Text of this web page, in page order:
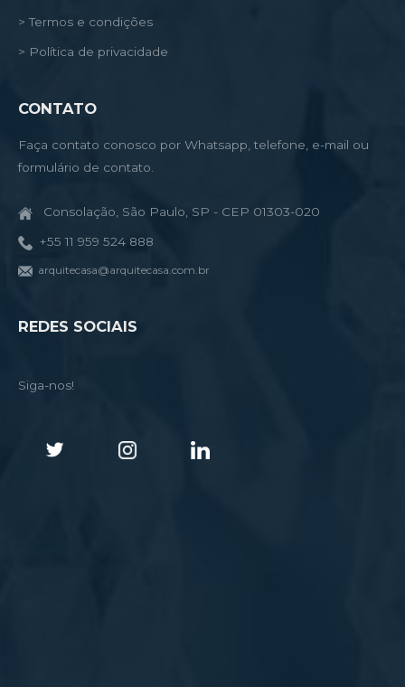
> Termos e condições
> Política de privacidade
CONTATO
Faça contato conosco por Whatsapp, telefone, e-mail ou
formulário de contato.
Consolação, São Paulo, SP - CEP 01303-020
+55 11 959 524 888
arquitecasa@arquitecasa.com.br
REDES SOCIAIS
Siga-nos!